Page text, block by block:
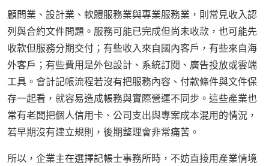
顧問業、設計業、軟體服務業與專業服務業，則常見收入認
列與合約文件問題。服務可能已完成但尚未收款，也可能先
收款但服務分期交付；有些收入來自國內客戶，有些來自海
外客戶；有些費用是外包設計、系統訂閱、廣告投放或雲端
工具。會計記帳流程若沒有把服務內容、付款條件與文件保
存一起看，就容易造成帳務與實際營運不同步。這些產業也
常有老闆把個人信用卡、公司支出與專案成本混用的情況，
若早期沒有建立規則，後期整理會非常痛苦。
所以，企業主在選擇記帳士事務所時，不妨直接用產業情境